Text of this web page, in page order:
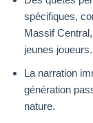
spécifiques,
Massif
jeunes joueurs.
La narration
génération
nature.